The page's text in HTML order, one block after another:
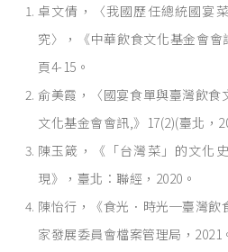
卓文倩，〈我國歷任總統國宴
究〉，《中華飲食文化基金會會
頁4-15。
俞美霞，〈國宴食單與臺灣飲食
文化基金會會訊,》17(2)(臺北，
陳玉箴，《「台灣菜」的文化
現》，臺北：聯經，2020。
陳怡行，《食光．時光─臺灣飲
家發展委員會檔案管理局，2021